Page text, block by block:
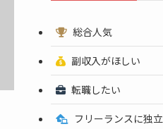
総合人気
副収入がほしい
転職したい
フリーランスに独立